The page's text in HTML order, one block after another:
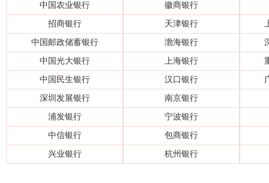
中国农业银行
招商银行
中国邮政储蓄银行
中国光大银行
中国民生银行
深圳发展银行
浦发银行
中信银行
兴业银行
徽商银行
天津银行
渤海银行
上海银行
汉口银行
南京银行
宁波银行
包商银行
杭州银行